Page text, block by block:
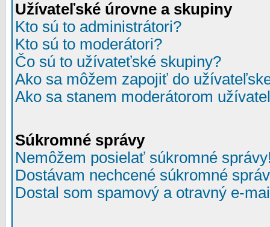
Užívateľské úrovne a skupiny
Kto sú to administrátori?
Kto sú to moderátori?
Čo sú to užívateťské skupiny?
Ako sa môžem zapojiť do
Ako sa stanem moderátorom
Súkromné správy
Nemôžem posielať súkromné
Dostávam nechcené súkromné
Dostal som spamový a otravný e-